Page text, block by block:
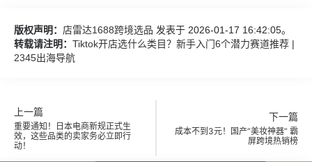
版权声明： 店雷达1688跨境选品 发表于 2026-01-17 16:42:05。
转载请注明： Tiktok开店选什么类目？新手入门6个潜力赛道推荐 |
2345出海导航
上一篇
重要通知！日本电商新规正式生
效，这些品类的卖家务必立即行
动！
下一篇
成本不到3元！国产“美妆神器” 霸
屏跨境热销榜